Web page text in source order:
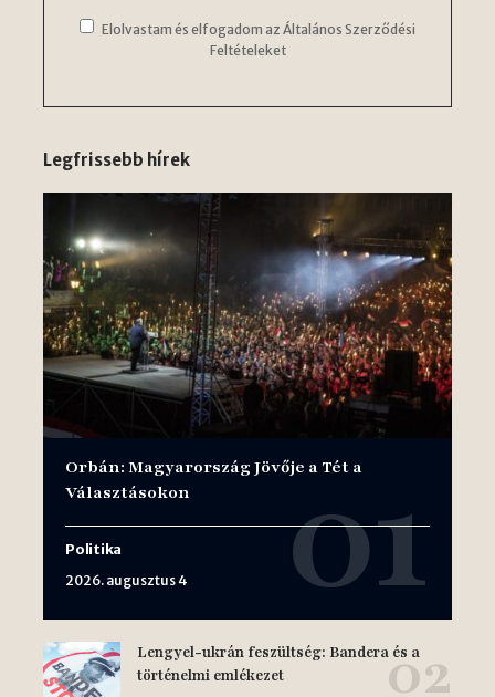
Elolvastam és elfogadom az Általános Szerződési
Feltételeket
Legfrissebb hírek
Orbán: Magyarország Jövője a Tét a
Választásokon
Politika
2026. augusztus 4
Lengyel-ukrán feszültség: Bandera és a
történelmi emlékezet